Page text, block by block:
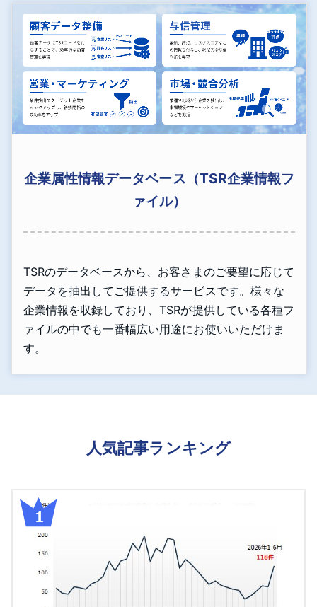
企業属性情報データベース（TSR企業情報フ
ァイル）
TSRのデータベースから、お客さまのご要望に応じて
データを抽出してご提供するサービスです。様々な
企業情報を収録しており、TSRが提供している各種フ
ァイルの中でも一番幅広い用途にお使いいただけま
す。
人気記事ランキング